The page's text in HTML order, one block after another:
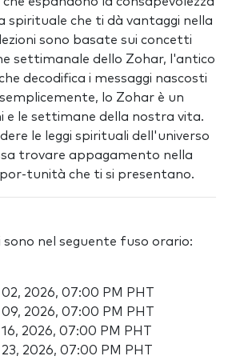
spirituale che ti dà vantaggi nella
sono basate sui concetti
settimanale dello Zohar, l'antico
decodifica i messaggi nascosti
lo Zohar è un
e le settimane della nostra vita.
le leggi spirituali dell'universo
trovare appagamento nella
tunità che ti si presentano.
nel seguente fuso orario:
2026, 07:00 PM PHT
2026, 07:00 PM PHT
2026, 07:00 PM PHT
2026, 07:00 PM PHT